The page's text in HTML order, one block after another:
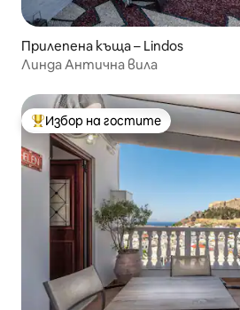
Прилепена къща – Lindos
Линда Антична вила
Най-популярен избор на гостите
Избор на гостите